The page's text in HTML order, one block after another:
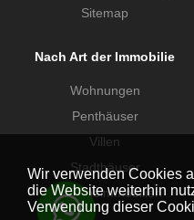
Sitemap
Nach Art der Immobilie
Wohnungen
Penthäuser
Villen
Stadthäuser
Gewerbeimmobilien
Wir verwenden Cookies
die Website weiterhin
Verwendung dieser